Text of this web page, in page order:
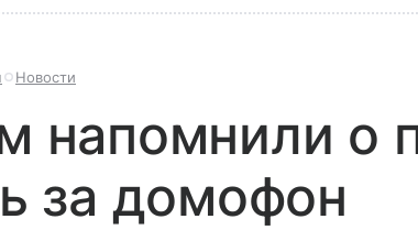
Новости
напомнили о
за домофон